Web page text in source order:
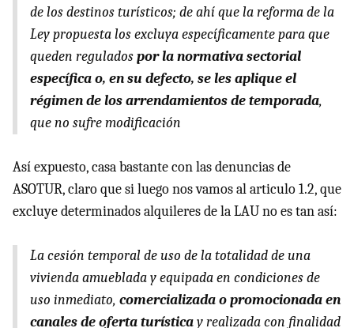
de los destinos turísticos; de ahí que la reforma de la
Ley propuesta los excluya específicamente para que
queden reguladospor la normativa sectorial
específica o, en su defecto, se les aplique el
régimen de los arrendamientos de temporada,
que no sufre modificación
Así expuesto, casa bastante con las denuncias de
ASOTUR, claro que si luego nos vamos al articulo 1.2, que
excluye determinados alquileres de la LAU no es tan así:
La cesión temporal de uso de la totalidad de una
vivienda amueblada y equipada en condiciones de
uso inmediato, comercializada o promocionada en
canales de oferta turísticay realizada con finalidad